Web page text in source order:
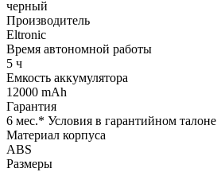
черный
Производитель
Eltronic
Время автономной работы
5 ч
Емкость аккумулятора
12000 mAh
Гарантия
6 мес.* Условия в гарантийном талоне
Материал корпуса
ABS
Размеры